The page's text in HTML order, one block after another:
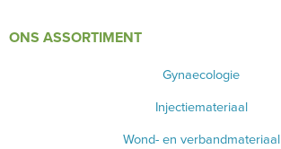
ONS ASSORTIMENT
Gynaecologie
Injectiemateriaal
Wond- en verbandmateriaal